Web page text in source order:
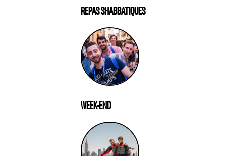
REPAS SHABBATIQUES
WEEK-END